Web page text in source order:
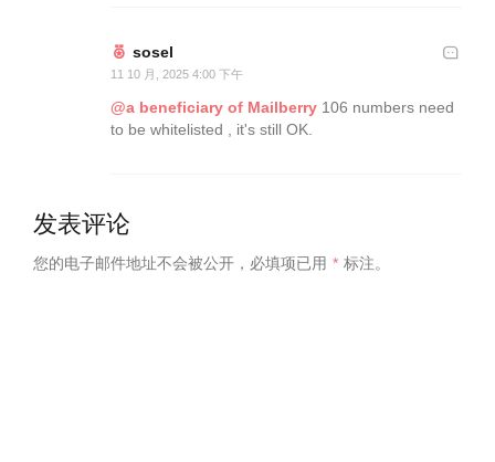
sosel
11 10 月, 2025 4:00 下午
@a beneficiary of Mailberry 106 numbers need
to be whitelisted , it's still OK.
发表评论
您的电子邮件地址不会被公开， 必填项已用 * 标注。